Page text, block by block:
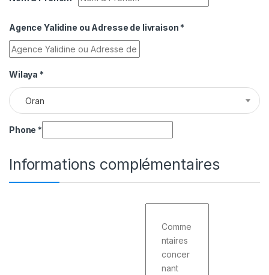
Agence Yalidine ou Adresse de livraison *
Wilaya *
Oran
Phone *
Informations complémentaires